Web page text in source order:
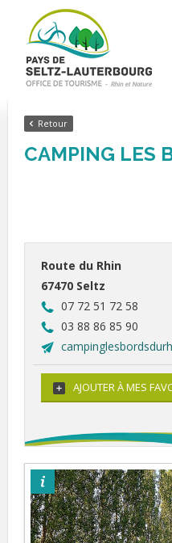
Retour
CAMPING LES
Route du Rhin
67470 Seltz
07 72 51 72 58
03 88 86 85 90
AJOUTER À MES
©im'art